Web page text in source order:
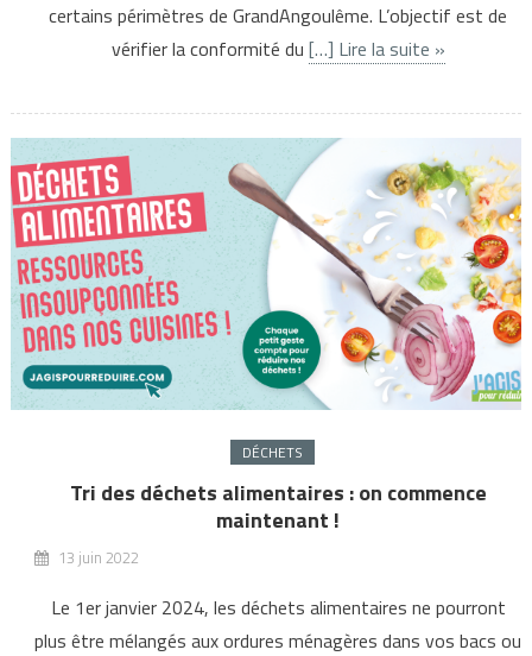
certains périmètres de GrandAngoulême. L’objectif est de
vérifier la conformité du […] Lire la suite »
DÉCHETS
Tri des déchets alimentaires : on commence
maintenant !
13 juin 2022
Le 1er janvier 2024, les déchets alimentaires ne pourront
plus être mélangés aux ordures ménagères dans vos bacs ou